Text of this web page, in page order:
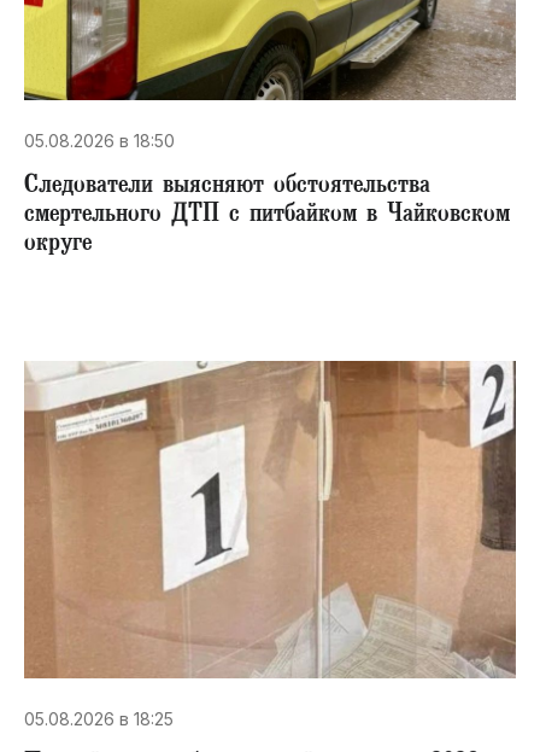
05.08.2026 в 18:50
Следователи выясняют обстоятельства
смертельного ДТП с питбайком в Чайковском
округе
05.08.2026 в 18:25